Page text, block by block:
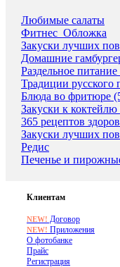
Любимые салаты
Фитнес_Обложка
Закуски лучших
Домашние
Раздельное
Традиции русского
Блюда во фритюре
Закуски к коктейлю
365 рецептов
Закуски лучших
Редис
Печенье и
Клиентам
NEW! Договор
NEW! Приложения
О фотобанке
Прайс
Регистрация